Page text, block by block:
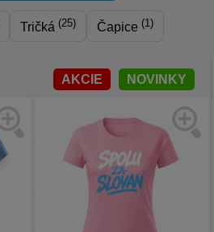
Tričká (25) Čapice (1)
AKCIE NOVINKY